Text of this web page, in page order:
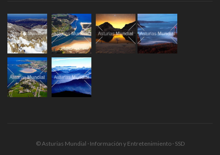
© Asturias Mundial · Información y Entretenimiento · SSD